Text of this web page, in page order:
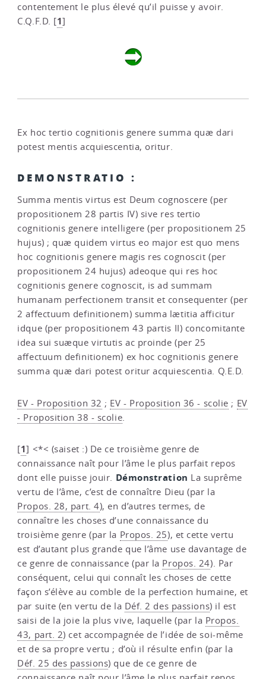
contentement le plus élevé qu’il puisse y avoir.
C.Q.F.D. [1]
Ex hoc tertio cognitionis genere summa quæ dari
potest mentis acquiescentia, oritur.
DEMONSTRATIO :
Summa mentis virtus est Deum cognoscere (per
propositionem 28 partis IV) sive res tertio
cognitionis genere intelligere (per propositionem 25
hujus) ; quæ quidem virtus eo major est quo mens
hoc cognitionis genere magis res cognoscit (per
propositionem 24 hujus) adeoque qui res hoc
cognitionis genere cognoscit, is ad summam
humanam perfectionem transit et consequenter (per
2 affectuum definitionem) summa lætitia afficitur
idque (per propositionem 43 partis II) concomitante
idea sui suæque virtutis ac proinde (per 25
affectuum definitionem) ex hoc cognitionis genere
summa quæ dari potest oritur acquiescentia. Q.E.D.
EV - Proposition 32 ; EV - Proposition 36 - scolie ; EV
- Proposition 38 - scolie
[1] <*< (saiset :) De ce troisième genre de
connaissance naît pour l’âme le plus parfait repos
dont elle puisse jouir. Démonstration La suprême
vertu de l’âme, c’est de connaître Dieu (par la
Propos. 28, part. 4), en d’autres termes, de
connaître les choses d’une connaissance du
troisième genre (par la Propos. 25), et cette vertu
est d’autant plus grande que l’âme use davantage de
ce genre de connaissance (par la Propos. 24). Par
conséquent, celui qui connaît les choses de cette
façon s’élève au comble de la perfection humaine, et
par suite (en vertu de la Déf. 2 des passions) il est
saisi de la joie la plus vive, laquelle (par la Propos.
43, part. 2) cet accompagnée de l’idée de soi-même
et de sa propre vertu ; d’où il résulte enfin (par la
Déf. 25 des passions) que de ce genre de